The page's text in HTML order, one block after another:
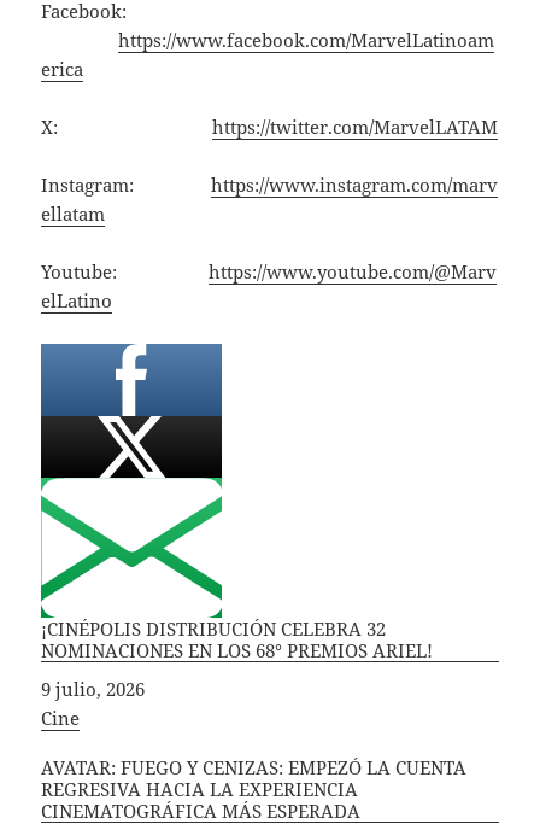
Facebook:
https://www.facebook.com/MarvelLatinoam
erica
X:https://twitter.com/MarvelLATAM
Instagram:https://www.instagram.com/marv
ellatam
Youtube:https://www.youtube.com/@Marv
elLatino
¡CINÉPOLIS DISTRIBUCIÓN CELEBRA 32
NOMINACIONES EN LOS 68° PREMIOS ARIEL!
Fecha
9 julio, 2026
In relation to
Cine
AVATAR: FUEGO Y CENIZAS: EMPEZÓ LA CUENTA
REGRESIVA HACIA LA EXPERIENCIA
CINEMATOGRÁFICA MÁS ESPERADA